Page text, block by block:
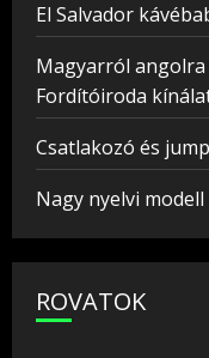
El Salvador
Magyarról
Fordítóiroda
Csatlakozó és
Nagy nyelvi
ROVATOK